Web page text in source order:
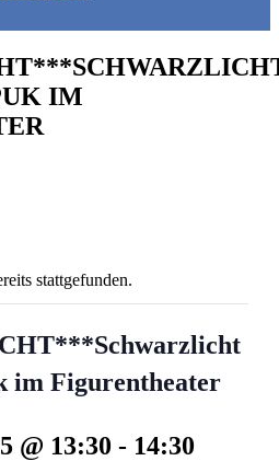
IM
stattgefunden.
im Figurentheater
@ 13:30 - 14:30